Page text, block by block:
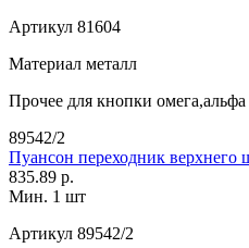
Артикул 81604
Материал металл
Прочее для кнопки омега,альфа
89542/2
Пуансон переходник верхнего
835.89 р.
Мин. 1 шт
Артикул 89542/2